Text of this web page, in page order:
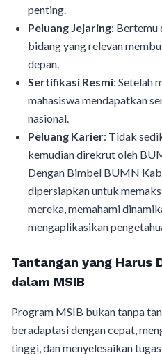
penting.
Peluang Jejaring: Bertemu
bidang yang relevan
depan.
Sertifikasi Resmi: Setelah
mahasiswa mendapatkan
nasional.
Peluang Karier: Tidak
kemudian direkrut oleh
Dengan Bimbel BUMN
dipersiapkan untuk
mereka, memahami
mengaplikasikan
Tantangan yang Harus
dalam MSIB
Program MSIB bukan tanpa
beradaptasi dengan cepat,
tinggi, dan menyelesaikan